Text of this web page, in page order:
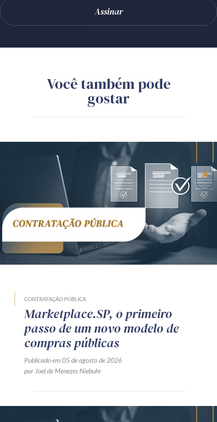
Você também pode
gostar
CONTRATAÇÃO PÚBLICA
Marketplace.SP, o primeiro
passo de um novo modelo de
compras públicas
Publicado em 05 de agosto de 2026
por Joel de Menezes Niebuhr